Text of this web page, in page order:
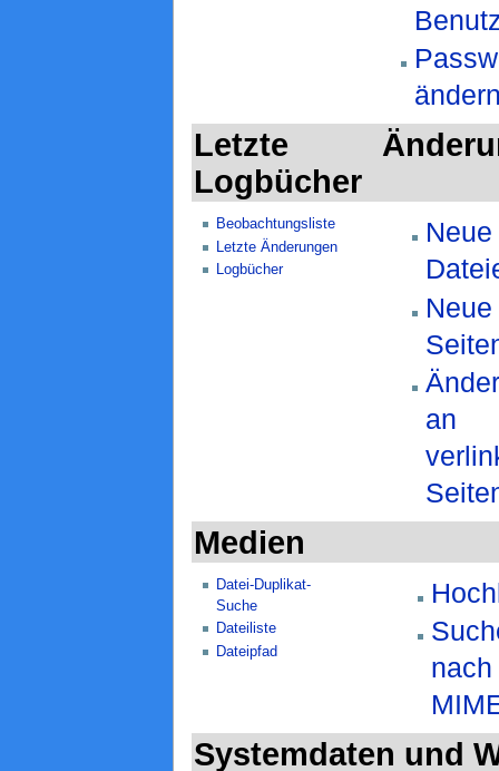
Letzte
Logbücher
Beobachtungsliste
Letzte Änderungen
Logbücher
Neue
Neue
an
Medien
Datei-Duplikat-
Suche
Dateiliste
Dateipfad
nach
Systemdaten und